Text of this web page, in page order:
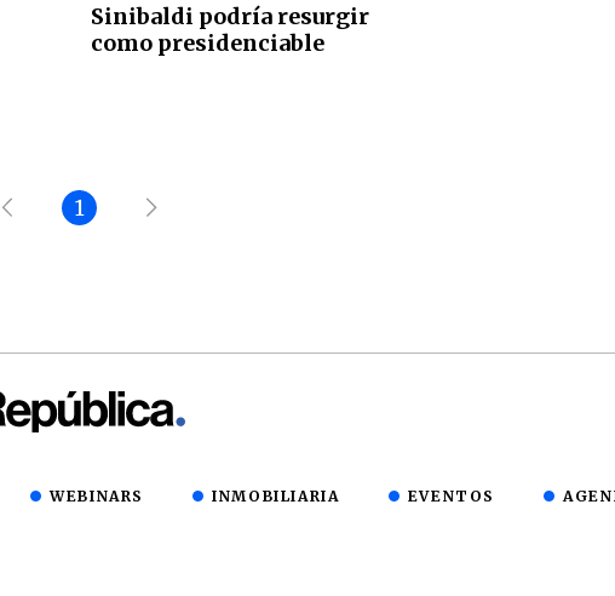
Sinibaldi podría resurgir
como presidenciable
1
WEBINARS INMOBILIARIA EVENTOS